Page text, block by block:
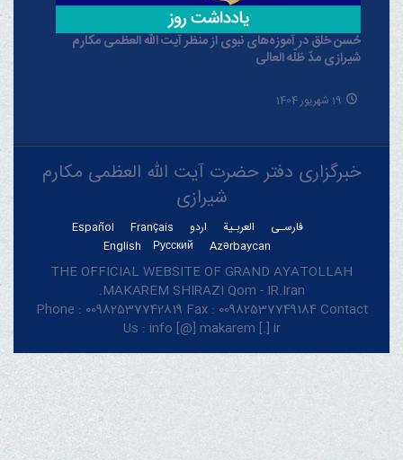
حُسن خلق در آموزه‌های نبوی از منظر آیت الله العظمی مکارم
شیرازی مدّ ظلّه العالی
19 شهریور 1404
خبرگزاری دفتر حضرت آیت الله العظمی مکارم
شیرازی
فارسـی العربـیة اردو Français
Español
Azərbaycan
Русский
English
THE OFFICIAL WEBSITE OF GRAND AYATOLLAH
MAKAREM SHIRAZI Qom - IR.Iran.
Phone : 00982537742819 Fax : 00982537749184 Contact
Us : info [@] makarem [.] ir